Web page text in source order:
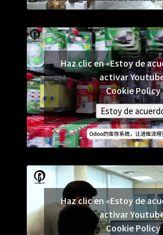
Haz clic en «Estoy de
activar
Cookie Policy
Estoy de
Haz clic en «Estoy de
activar
Cookie Policy